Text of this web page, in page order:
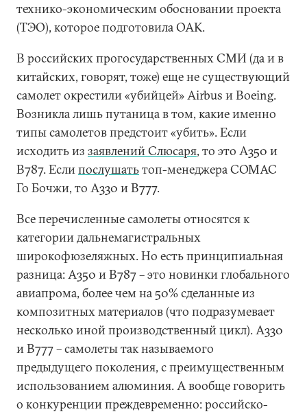
технико-экономическим обосновании проекта
(ТЭО), которое подготовила ОАК.
В российских прогосударственных СМИ (да и в
китайских, говорят, тоже) еще не существующий
самолет окрестили «убийцей» Airbus и Boeing.
Возникла лишь путаница в том, какие именно
типы самолетов предстоит «убить». Если
исходить из заявлений Слюсаря, то это A350 и
B787. Еслипослушатьтоп-менеджера COMAC
Го Бочжи, то А330 и В777.
Все перечисленные самолеты относятся к
категории дальнемагистральных
широкофюзеляжных. Но есть принципиальная
разница: А350 и В787 – это новинки глобального
авиапрома, более чем на 50% сделанные из
композитных материалов (что подразумевает
несколько иной производственный цикл). А330
и В777 – самолеты так называемого
предыдущего поколения, с преимущественным
использованием алюминия. А вообще говорить
о конкуренции преждевременно: российско-